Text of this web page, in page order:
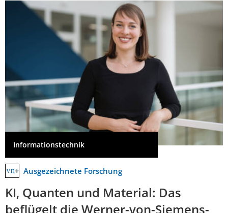
Informationstechnik
Ausgezeichnete Forschung
KI, Quanten und Material: Das
beflügelt die Werner-von-Siemens-